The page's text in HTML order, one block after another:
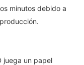
minutos debido a
juega un papel